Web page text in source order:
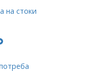
на стоки